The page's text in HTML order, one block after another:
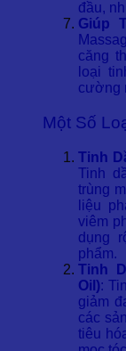
đầu,
Giúp
căng
loại
cường
Một Số
Tinh
Tinh
trùng
liệu
viêm
dụng
phẩm.
Tinh
Oil):
giảm
các
tiêu